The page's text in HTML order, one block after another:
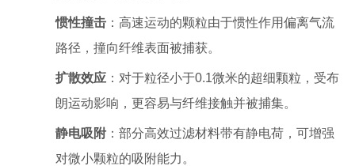
惯性撞击 ：高速运动的颗粒由于惯性作用偏离气流
路径，撞向纤维表面被捕获。
扩散效应 ：对于粒径小于0.1微米的超细颗粒，受布
朗运动影响，更容易与纤维接触并被捕集。
静电吸附 ：部分高效过滤材料带有静电荷，可增强
对微小颗粒的吸附能力。